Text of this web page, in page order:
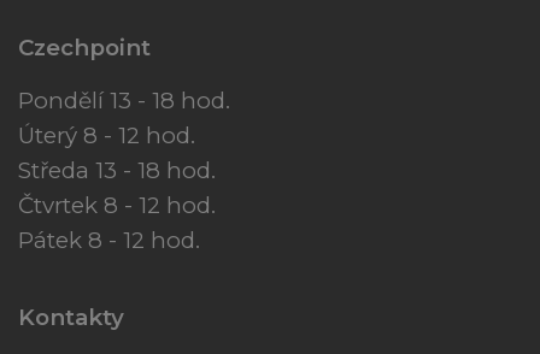
Czechpoint
Pondělí 13 - 18 hod.
Úterý 8 - 12 hod.
Středa 13 - 18 hod.
Čtvrtek 8 - 12 hod.
Pátek 8 - 12 hod.
Kontakty